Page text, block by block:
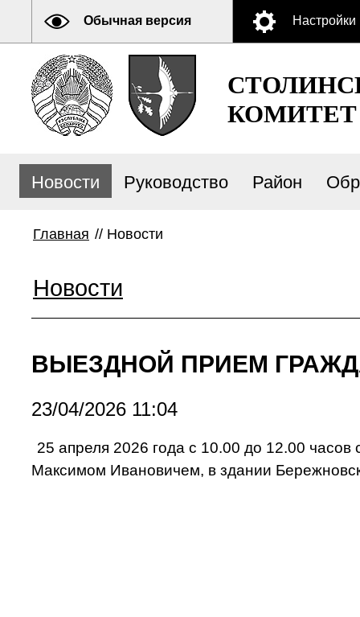
Обычная версия Настройки
КОМИТЕТ
Новости Руководство Район
Главная // Новости
Новости
ВЫЕЗДНОЙ ПРИЕМ
23/04/2026 11:04
25 апреля 2026 года с 10.00 до 12.00
Максимом Ивановичем, в здании